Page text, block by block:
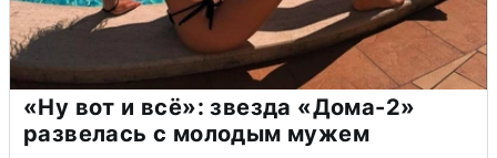
«Ну вот и всё»: звезда «Дома-2»
развелась с молодым мужем